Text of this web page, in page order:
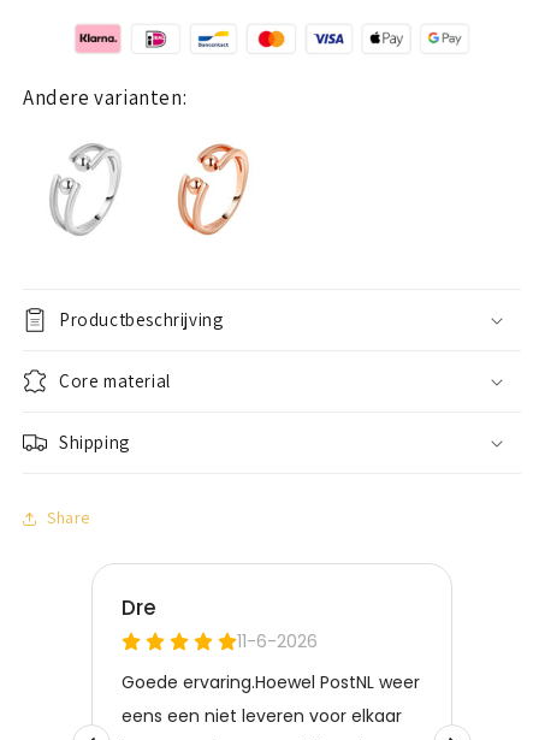
Silver
gold
plated
Silver
plated
Andere varianten:
Productbeschrijving
Core material
Shipping
Share